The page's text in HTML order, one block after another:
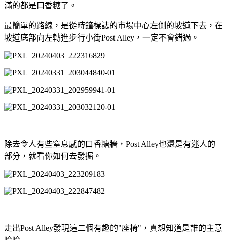
滿的都是口香糖了。
最簡單的路線，是從時鐘標誌的市場中心左側的坡道下去，在
坡道底部向左轉進步行小街Post Alley，一定不會錯過。
除去令人有些窒息感的口香糖牆，Post Alley也還是有迷人的
部分，就看你如何去發掘。
走出Post Alley發現這二個有趣的"座椅"，真想知道是誰的主意